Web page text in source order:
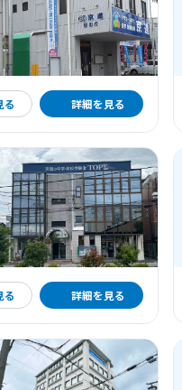
る 詳細を見る
る 詳細を見る